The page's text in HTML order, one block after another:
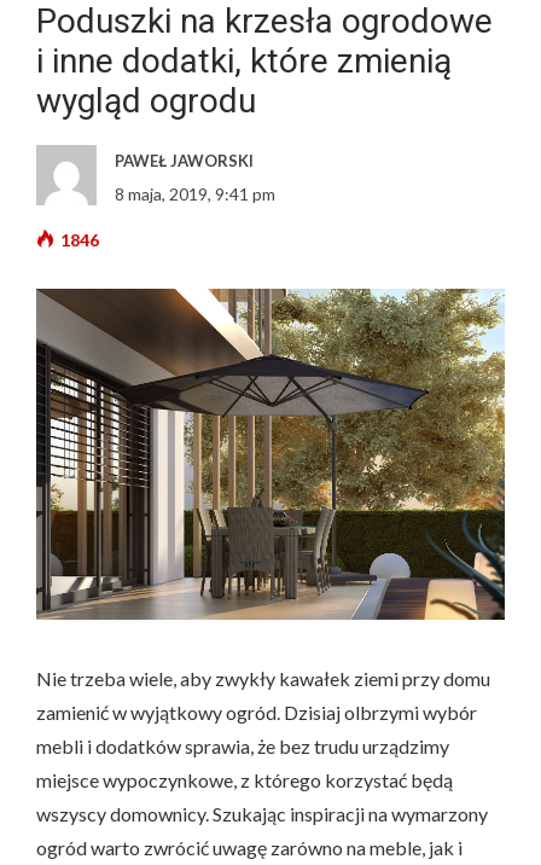
Poduszki na krzesła ogrodowe
i inne dodatki, które zmienią
wygląd ogrodu
PAWEŁ JAWORSKI
8 maja, 2019, 9:41 pm
1846
Nie trzeba wiele, aby zwykły kawałek ziemi przy domu
zamienić w wyjątkowy ogród. Dzisiaj olbrzymi wybór
mebli i dodatków sprawia, że bez trudu urządzimy
miejsce wypoczynkowe, z którego korzystać będą
wszyscy domownicy. Szukając inspiracji na wymarzony
ogród warto zwrócić uwagę zarówno na meble, jak i